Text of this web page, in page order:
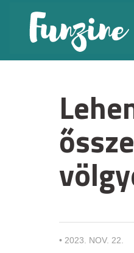
• 2023. NOV. 22.